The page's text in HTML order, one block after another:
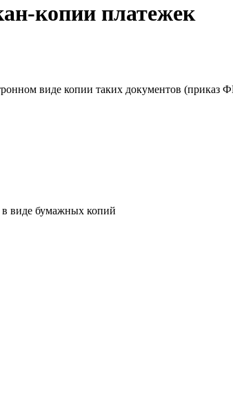
копии платежек
виде копии таких документов
в виде бумажных копий